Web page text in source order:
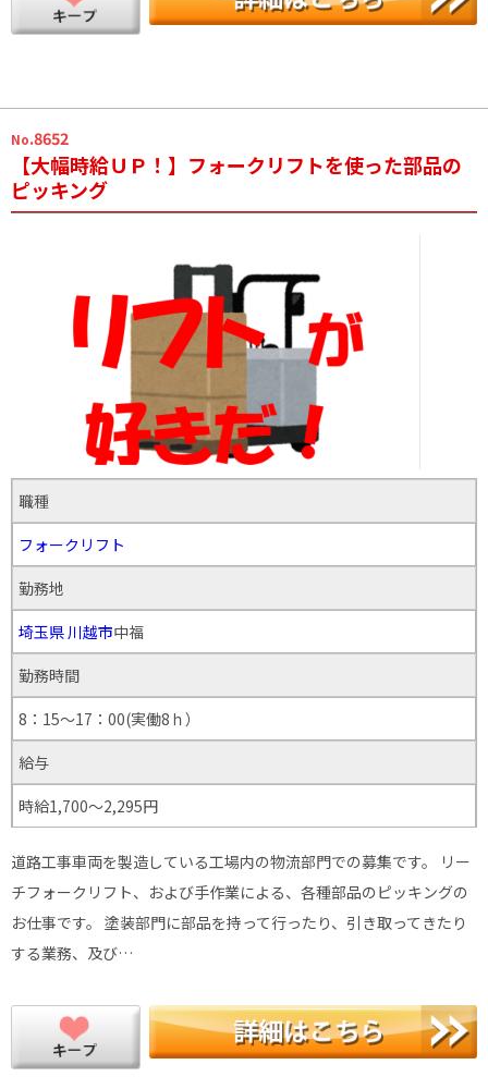
No.8652
【大幅時給ＵＰ！】フォークリフトを使った部品の
ピッキング
職種
フォークリフト
勤務地
埼玉県 川越市中福
勤務時間
8：15～17：00(実働8ｈ）
給与
時給1,700～2,295円
道路工事車両を製造している工場内の物流部門での募集です。 リー
チフォークリフト、および手作業による、各種部品のピッキングの
お仕事です。 塗装部門に部品を持って行ったり、引き取ってきたり
する業務、及び…